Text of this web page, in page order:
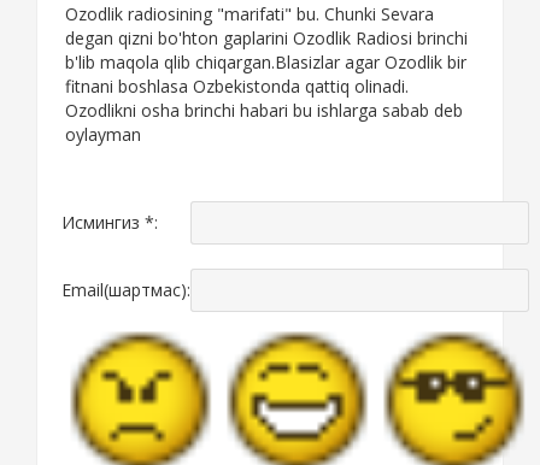
Ozodlik radiosining "marifati" bu. Chunki Sevara
degan qizni bo'hton gaplarini Ozodlik Radiosi brinchi
b'lib maqola qlib chiqargan.Blasizlar agar Ozodlik bir
fitnani boshlasa Ozbekistonda qattiq olinadi.
Ozodlikni osha brinchi habari bu ishlarga sabab deb
oylayman
Исмингиз *:
Email(шартмас):